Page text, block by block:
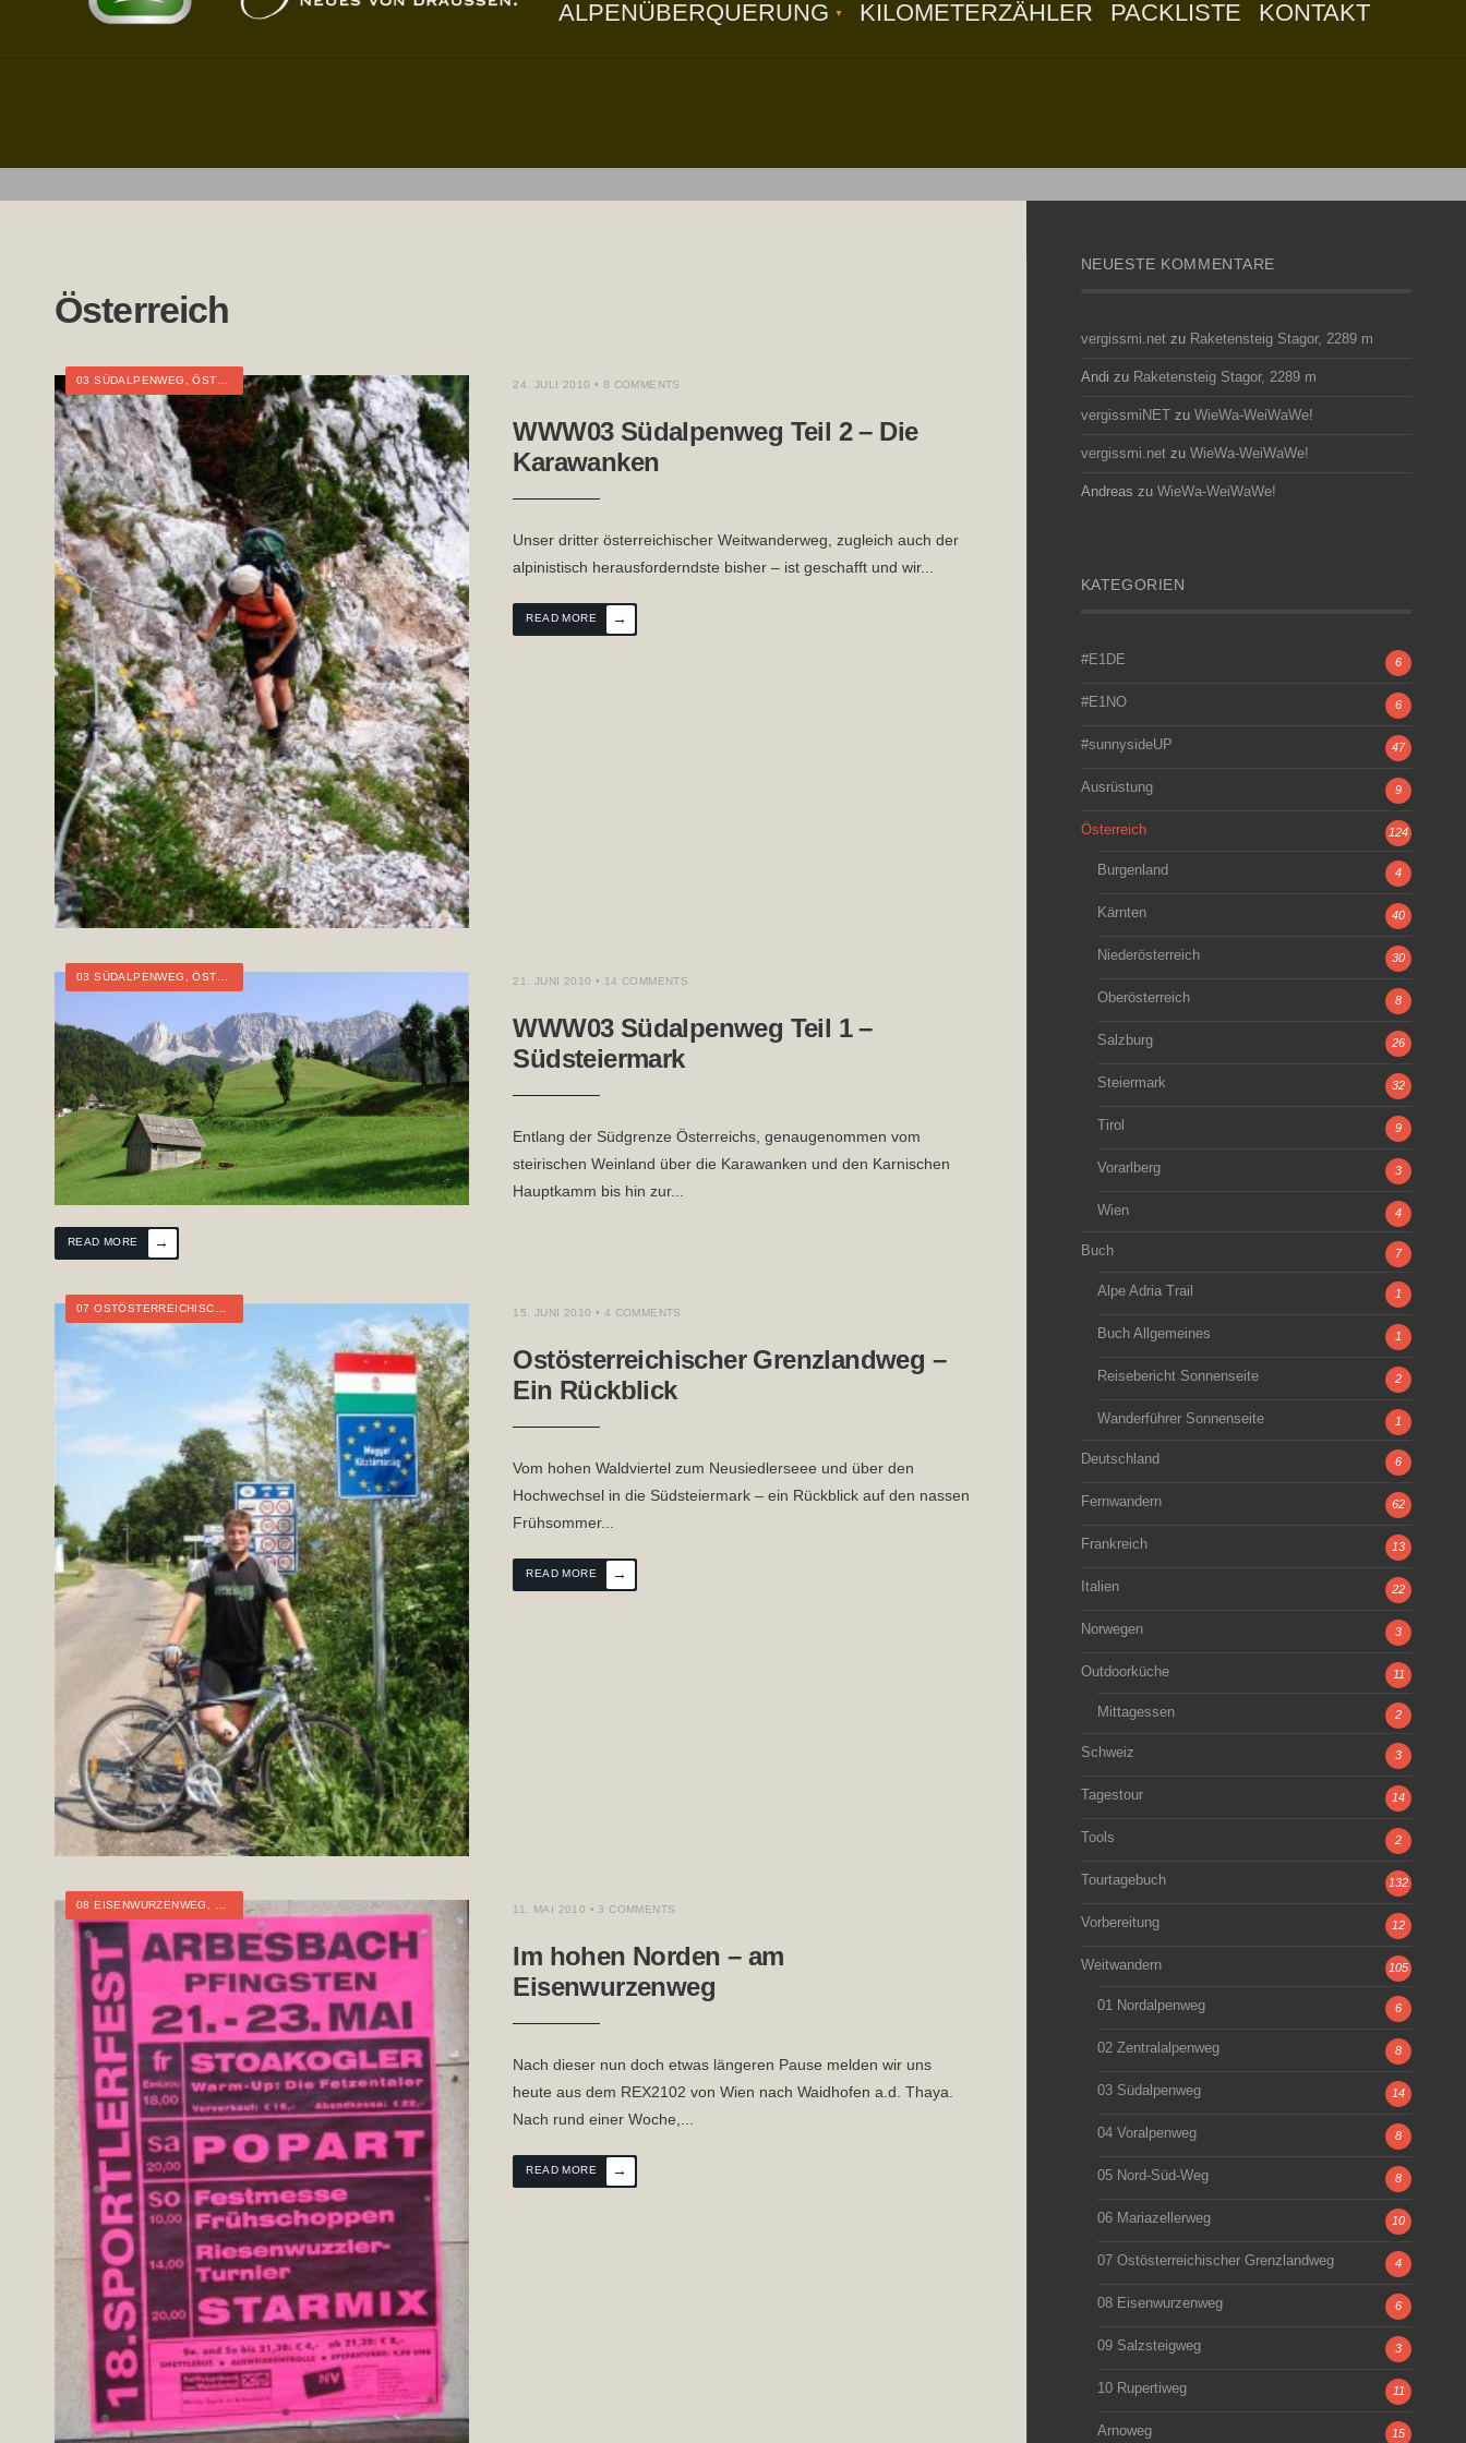
ALPENÜBERQUERUNG KILOMETERZÄHLER PACKLISTE KONTAKT
Österreich
03 SÜDALPENWEG ,ÖSTERREICH , KÄRNTEN, WEITWANDERN 24. JULI 2010 • 8 COMMENTS
WWW03 Südalpenweg Teil 2 – Die
Karawanken
Unser dritter österreichischer Weitwanderweg, zugleich auch der
alpinistisch herausforderndste bisher – ist geschafft und wir...
READ MORE →
03 SÜDALPENWEG ,ÖSTERREICH 21. JUNI 2010 • 14 COMMENTS
WWW03 Südalpenweg Teil 1 –
Südsteiermark
Entlang der Südgrenze Österreichs, genaugenommen vom
steirischen Weinland über die Karawanken und den Karnischen
Hauptkamm bis hin zur...
READ MORE →
ÖSTERREICH , NIEDERÖSTERREICH,STEIERMARK
15. JUNI 2010 • 4 COMMENTS
Ostösterreichischer Grenzlandweg –
Ein Rückblick
Vom hohen Waldviertel zum Neusiedlerseee und über den
Hochwechsel in die Südsteiermark – ein Rückblick auf den nassen
Frühsommer...
READ MORE →
08 EISENWURZENWEG , ÖSTERREICH NIEDERÖSTERREICH WEITWANDERN11. MAI 2010 • 3 COMMENTS
Im hohen Norden – am
Eisenwurzenweg
Nach dieser nun doch etwas längeren Pause melden wir uns
heute aus dem REX2102 von Wien nach Waidhofen a.d. Thaya.
Nach rund einer Woche,...
READ MORE →
NEUESTE KOMMENTARE
vergissmi.netzu Raketensteig Stagor, 2289 m
Andi zu Raketensteig Stagor, 2289 m
vergissmiNET zu WieWa-WeiWaWe!
vergissmi.netzu WieWa-WeiWaWe!
Andreas zu WieWa-WeiWaWe!
KATEGORIEN
#E1DE 6
#E1NO 6
#sunnysideUP 47
Ausrüstung 9
Österreich 124
Burgenland 4
Kärnten 40
Niederösterreich 30
Oberösterreich 8
Salzburg 26
Steiermark 32
Tirol 9
Vorarlberg 3
Wien 4
Buch 7
Alpe Adria Trail 1
Buch Allgemeines 1
Reisebericht Sonnenseite 2
Wanderführer Sonnenseite 1
Deutschland 6
Fernwandern 62
Frankreich 13
Italien 22
Norwegen 3
Outdoorküche 11
Mittagessen 2
Schweiz 3
Tagestour 14
Tools 2
Tourtagebuch 132
Vorbereitung 12
Weitwandern 105
01 Nordalpenweg 6
02 Zentralalpenweg 8
03 Südalpenweg 14
04 Voralpenweg 8
05 Nord-Süd-Weg 8
06 Mariazellerweg 10
07 Ostösterreichischer Grenzlandweg 4
08 Eisenwurzenweg 6
09 Salzsteigweg 3
10 Rupertiweg 11
Arnoweg 15